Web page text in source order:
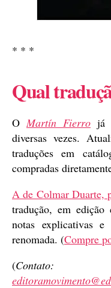
* * *
Qual
O Martín Fierro já
diversas vezes.
traduções em
compradas
A de Colmar Duarte,
tradução, em
notas explicativas
renomada. (Compre
(Contato: